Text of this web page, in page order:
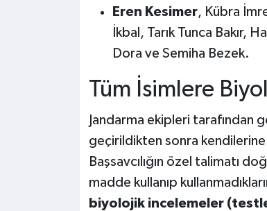
Eren Kesimer, Kübra
İkbal, Tarık Tunca Bakır,
Dora ve Semiha Bezek.
Tüm İsimlere
Jandarma ekipleri tarafından
geçirildikten sonra
Başsavcılığın özel talimatı
madde kullanıp
biyolojik incelemeler